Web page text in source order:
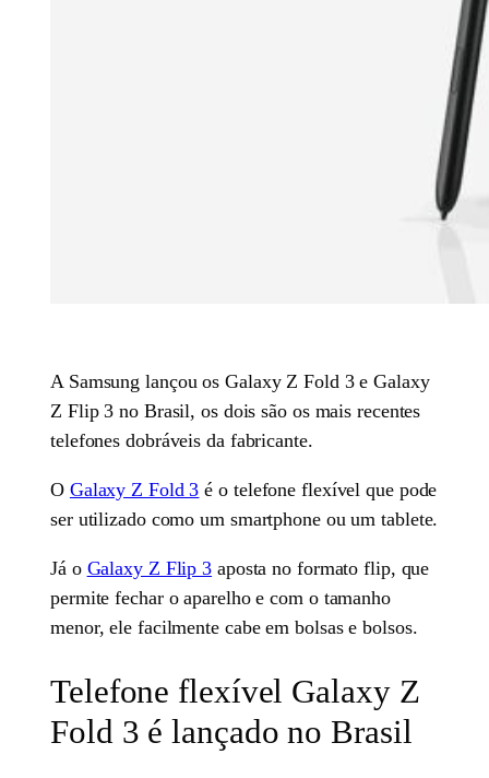
A Samsung lançou os Galaxy Z Fold 3 e Galaxy
Z Flip 3 no Brasil, os dois são os mais recentes
telefones dobráveis da fabricante.
O Galaxy Z Fold 3 é o telefone flexível que pode
ser utilizado como um smartphone ou um tablete.
Já o Galaxy Z Flip 3 aposta no formato flip, que
permite fechar o aparelho e com o tamanho
menor, ele facilmente cabe em bolsas e bolsos.
Telefone flexível Galaxy Z
Fold 3 é lançado no Brasil